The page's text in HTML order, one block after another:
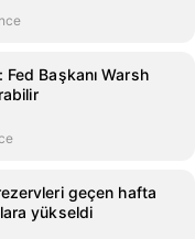
Fed Başkanı Warsh
geçen hafta
yükseldi